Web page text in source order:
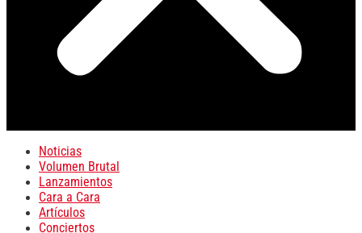
Noticias
Volumen Brutal
Lanzamientos
Cara a Cara
Artículos
Conciertos